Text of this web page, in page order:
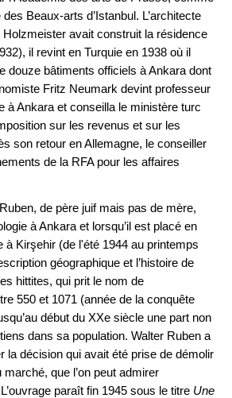
Beaux-arts d’Istanbul. L’architecte
avait construit la résidence
il revint en Turquie en 1938 où il
douze bâtiments officiels à Ankara dont
Fritz Neumark devint professeur
à Ankara et conseilla le ministère turc
sur les revenus et sur les
son retour en Allemagne, le conseiller
de la RFA pour les affaires
de père juif mais pas de mère,
à Ankara et lorsqu’il est placé en
à Kirşehir (de l'été 1944 au printemps
géographique et l’histoire de
hittites, qui prit le nom de
550 et 1071 (année de la conquête
début du XXe siècle une part non
dans sa population. Walter Ruben a
la décision qui avait été prise de démolir
que l’on peut admirer
paraît fin 1945 sous le titre Une